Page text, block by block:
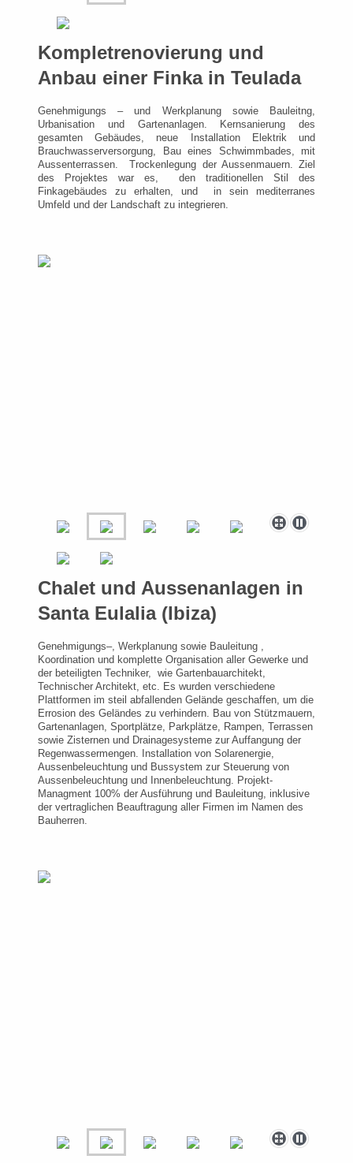
Kompletrenovierung und
Anbau einer Finka in Teulada
Genehmigungs – und Werkplanung sowie Bauleitng,
Urbanisation und Gartenanlagen. Kernsanierung des
gesamten Gebäudes, neue Installation Elektrik und
Brauchwasserversorgung, Bau eines Schwimmbades, mit
Aussenterrassen. Trockenlegung der Aussenmauern. Ziel
des Projektes war es, den traditionellen Stil des
Finkagebäudes zu erhalten, und in sein mediterranes
Umfeld und der Landschaft zu integrieren.
Chalet und Aussenanlagen in
Santa Eulalia (Ibiza)
Genehmigungs–, Werkplanung sowie Bauleitung ,
Koordination und komplette Organisation aller Gewerke und
der beteiligten Techniker, wie Gartenbauarchitekt,
Technischer Architekt, etc. Es wurden verschiedene
Plattformen im steil abfallenden Gelände geschaffen, um die
Errosion des Geländes zu verhindern. Bau von Stützmauern,
Gartenanlagen, Sportplätze, Parkplätze, Rampen, Terrassen
sowie Zisternen und Drainagesysteme zur Auffangung der
Regenwassermengen. Installation von Solarenergie,
Aussenbeleuchtung und Bussystem zur Steuerung von
Aussenbeleuchtung und Innenbeleuchtung. Projekt-
Managment 100% der Ausführung und Bauleitung, inklusive
der vertraglichen Beauftragung aller Firmen im Namen des
Bauherren.